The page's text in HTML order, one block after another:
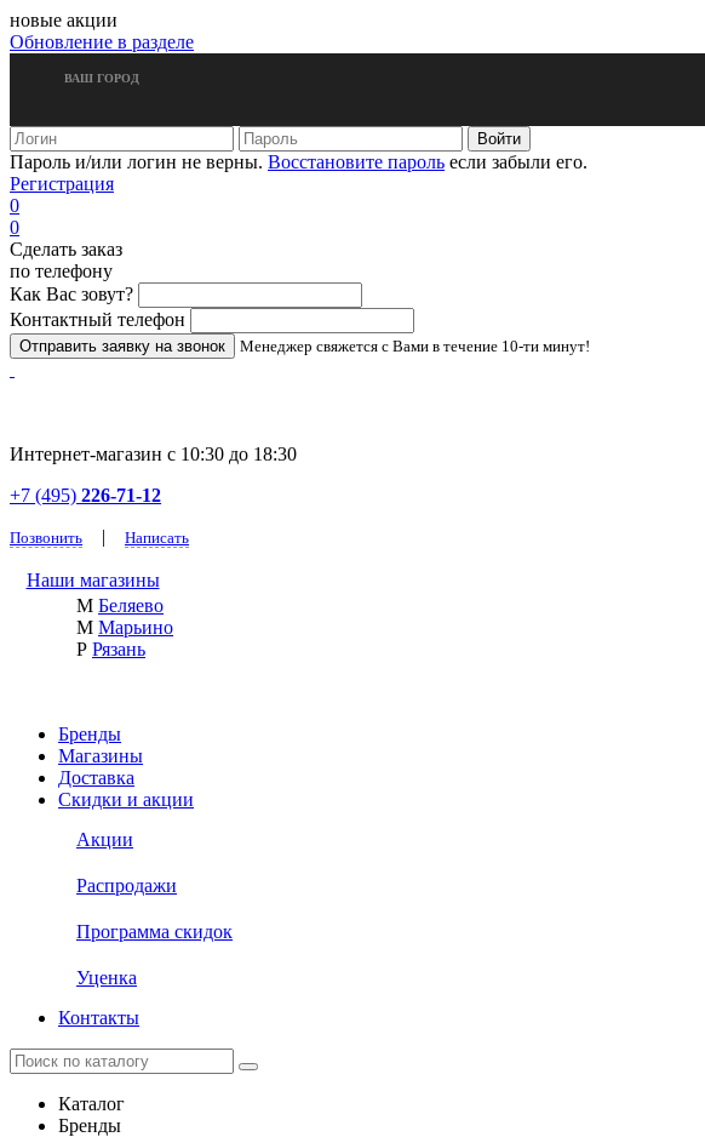
новые акции
Обновление в разделе
ВАШ ГОРОД
Пароль и/или логин не верны. Восстановите пароль если забыли его.
Регистрация
0
0
Сделать заказ
по телефону
Как Вас зовут?
Контактный телефон
Менеджер свяжется с Вами в течение 10-ти минут!
Интернет-магазин с 10:30 до 18:30
+7 (495) 226-71-12
Позвонить | Написать
Наши магазины
М Беляево
М Марьино
Р Рязань
Бренды
Магазины
Доставка
Скидки и акции
Акции
Распродажи
Программа скидок
Уценка
Контакты
Каталог
Бренды